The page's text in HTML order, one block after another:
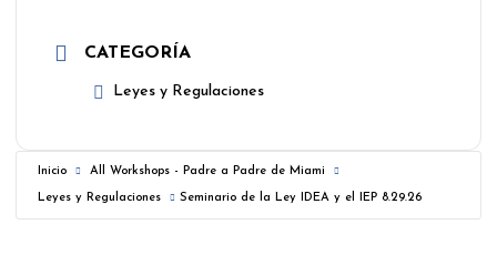
Inicio All Workshops - Padre a Padre de Miami
Leyes y Regulaciones Seminario de la Ley IDEA y el IEP 8.29.26
CATEGORÍA
Leyes y Regulaciones